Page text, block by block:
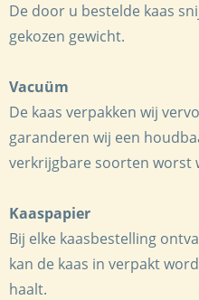
De door u bestelde kaas
gekozen gewicht.
Vacuüm
De kaas verpakken wij
garanderen wij een
verkrijgbare soorten worst
Kaaspapier
Bij elke kaasbestelling
kan de kaas in verpakt
haalt.